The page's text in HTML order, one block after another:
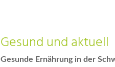
Gesund und aktuell
Gesunde Ernährung in der